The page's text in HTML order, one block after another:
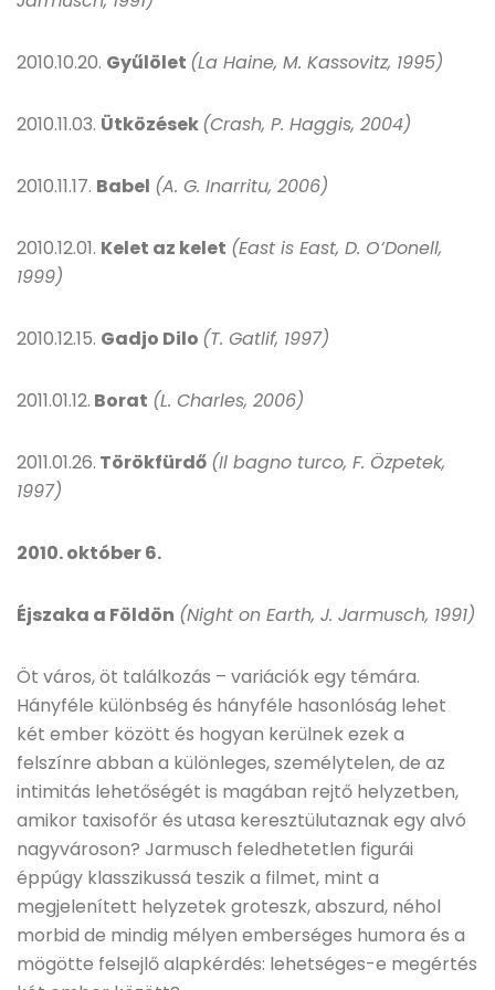
2010.10.20. Gyűlölet (La Haine, M. Kassovitz, 1995)
2010.11.03. Ütközések(Crash, P. Haggis, 2004)
2010.11.17. Babel (A. G. Inarritu, 2006)
2010.12.01. Kelet az kelet (East is East, D. O’Donell,
1999)
2010.12.15. Gadjo Dilo (T. Gatlif, 1997)
2011.01.12. Borat (L. Charles, 2006)
2011.01.26. Törökfürdő (Il bagno turco, F. Özpetek,
1997)
2010. október 6.
Éjszaka a Földön (Night on Earth, J. Jarmusch, 1991)
Öt város, öt találkozás – variációk egy témára.
Hányféle különbség és hányféle hasonlóság lehet
két ember között és hogyan kerülnek ezek a
felszínre abban a különleges, személytelen, de az
intimitás lehetőségét is magában rejtő helyzetben,
amikor taxisofőr és utasa keresztülutaznak egy alvó
nagyvároson? Jarmusch feledhetetlen figurái
éppúgy klasszikussá teszik a filmet, mint a
megjelenített helyzetek groteszk, abszurd, néhol
morbid de mindig mélyen emberséges humora és a
mögötte felsejlő alapkérdés: lehetséges-e megértés